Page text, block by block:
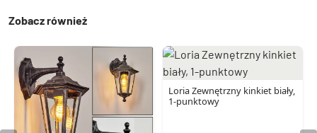
Zobacz również
Loria Zewnętrzny kinkiet biały,
1-punktowy